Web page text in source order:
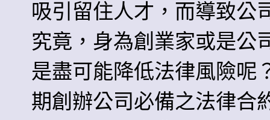
吸引留住人才，而導致公
究竟，身為創業家或是公
是盡可能降低法律風險呢
期創辦公司必備之法律合